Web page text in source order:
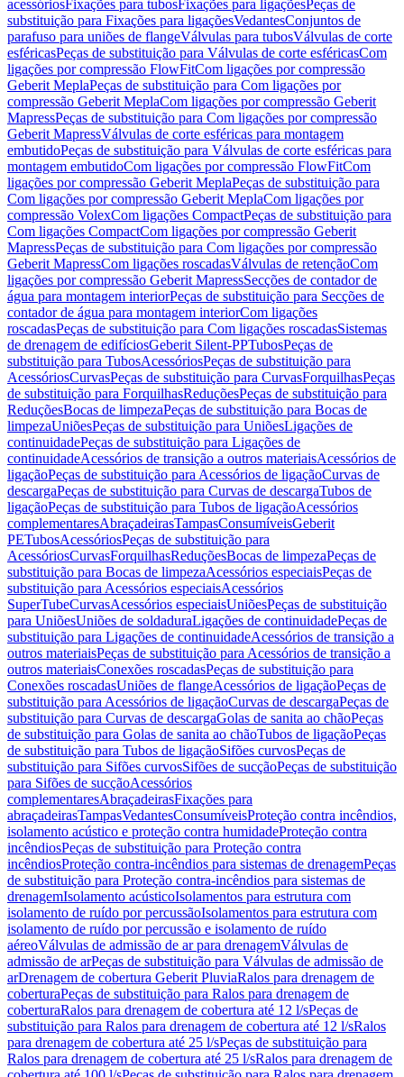
acessóriosFixações para tubosFixações para ligaçõesPeças de
substituição para Fixações para ligaçõesVedantesConjuntos de
parafuso para uniões de flangeVálvulas para tubosVálvulas de corte
esféricasPeças de substituição para Válvulas de corte esféricasCom
ligações por compressão FlowFitCom ligações por compressão
Geberit MeplaPeças de substituição para Com ligações por
compressão Geberit MeplaCom ligações por compressão Geberit
MapressPeças de substituição para Com ligações por compressão
Geberit MapressVálvulas de corte esféricas para montagem
embutidoPeças de substituição para Válvulas de corte esféricas para
montagem embutidoCom ligações por compressão FlowFitCom
ligações por compressão Geberit MeplaPeças de substituição para
Com ligações por compressão Geberit MeplaCom ligações por
compressão VolexCom ligações CompactPeças de substituição para
Com ligações CompactCom ligações por compressão Geberit
MapressPeças de substituição para Com ligações por compressão
Geberit MapressCom ligações roscadasVálvulas de retençãoCom
ligações por compressão Geberit MapressSecções de contador de
água para montagem interiorPeças de substituição para Secções de
contador de água para montagem interiorCom ligações
roscadasPeças de substituição para Com ligações roscadasSistemas
de drenagem de edifíciosGeberit Silent-PPTubosPeças de
substituição para TubosAcessóriosPeças de substituição para
AcessóriosCurvasPeças de substituição para CurvasForquilhasPeças
de substituição para ForquilhasReduçõesPeças de substituição para
ReduçõesBocas de limpezaPeças de substituição para Bocas de
limpezaUniõesPeças de substituição para UniõesLigações de
continuidadePeças de substituição para Ligações de
continuidadeAcessórios de transição a outros materiaisAcessórios de
ligaçãoPeças de substituição para Acessórios de ligaçãoCurvas de
descargaPeças de substituição para Curvas de descargaTubos de
ligaçãoPeças de substituição para Tubos de ligaçãoAcessórios
complementaresAbraçadeirasTampasConsumíveisGeberit
PETubosAcessóriosPeças de substituição para
AcessóriosCurvasForquilhasReduçõesBocas de limpezaPeças de
substituição para Bocas de limpezaAcessórios especiaisPeças de
substituição para Acessórios especiaisAcessórios
SuperTubeCurvasAcessórios especiaisUniõesPeças de substituição
para UniõesUniões de soldaduraLigações de continuidadePeças de
substituição para Ligações de continuidadeAcessórios de transição a
outros materiaisPeças de substituição para Acessórios de transição a
outros materiaisConexões roscadasPeças de substituição para
Conexões roscadasUniões de flangeAcessórios de ligaçãoPeças de
substituição para Acessórios de ligaçãoCurvas de descargaPeças de
substituição para Curvas de descargaGolas de sanita ao chãoPeças
de substituição para Golas de sanita ao chãoTubos de ligaçãoPeças
de substituição para Tubos de ligaçãoSifões curvosPeças de
substituição para Sifões curvosSifões de sucçãoPeças de substituição
para Sifões de sucçãoAcessórios
complementaresAbraçadeirasFixações para
abraçadeirasTampasVedantesConsumíveisProteção contra incêndios,
isolamento acústico e proteção contra humidadeProteção contra
incêndiosPeças de substituição para Proteção contra
incêndiosProteção contra-incêndios para sistemas de drenagemPeças
de substituição para Proteção contra-incêndios para sistemas de
drenagemIsolamento acústicoIsolamentos para estrutura com
isolamento de ruído por percussãoIsolamentos para estrutura com
isolamento de ruído por percussão e isolamento de ruído
aéreoVálvulas de admissão de ar para drenagemVálvulas de
admissão de arPeças de substituição para Válvulas de admissão de
arDrenagem de cobertura Geberit PluviaRalos para drenagem de
coberturaPeças de substituição para Ralos para drenagem de
coberturaRalos para drenagem de cobertura até 12 l/sPeças de
substituição para Ralos para drenagem de cobertura até 12 l/sRalos
para drenagem de cobertura até 25 l/sPeças de substituição para
Ralos para drenagem de cobertura até 25 l/sRalos para drenagem de